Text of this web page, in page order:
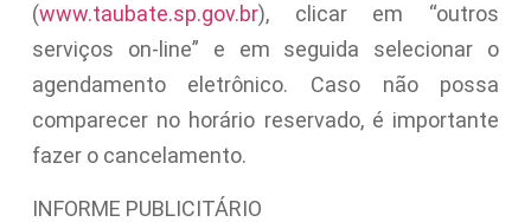
(www.taubate.sp.gov.br), clicar em “outros
serviços on-line” e em seguida selecionar o
agendamento eletrônico. Caso não possa
comparecer no horário reservado, é importante
fazer o cancelamento.
INFORME PUBLICITÁRIO